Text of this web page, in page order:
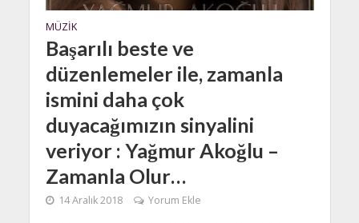
MÜZIK
Başarılı beste ve
düzenlemeler ile, zamanla
ismini daha çok
duyacağımızın sinyalini
veriyor : Yağmur Akoğlu –
Zamanla Olur…
14 Aralık 2018 Yorum Ekle